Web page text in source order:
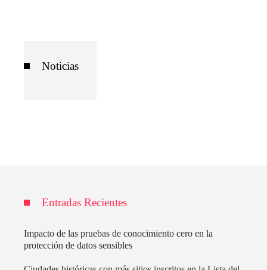
Noticias
Entradas Recientes
Impacto de las pruebas de conocimiento cero en la
protección de datos sensibles